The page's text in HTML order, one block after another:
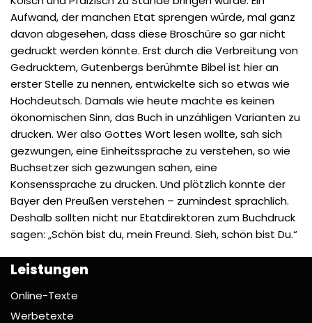
Aufwand, der manchen Etat sprengen würde, mal ganz
davon abgesehen, dass diese Broschüre so gar nicht
gedruckt werden könnte. Erst durch die Verbreitung von
Gedrucktem, Gutenbergs berühmte Bibel ist hier an
erster Stelle zu nennen, entwickelte sich so etwas wie
Hochdeutsch. Damals wie heute machte es keinen
ökonomischen Sinn, das Buch in unzähligen Varianten zu
drucken. Wer also Gottes Wort lesen wollte, sah sich
gezwungen, eine Einheitssprache zu verstehen, so wie
Buchsetzer sich gezwungen sahen, eine
Konsenssprache zu drucken. Und plötzlich konnte der
Bayer den Preußen verstehen – zumindest sprachlich.
Deshalb sollten nicht nur Etatdirektoren zum Buchdruck
sagen: „Schön bist du, mein Freund. Sieh, schön bist Du.“
Leistungen
Online-Texte
Werbetexte